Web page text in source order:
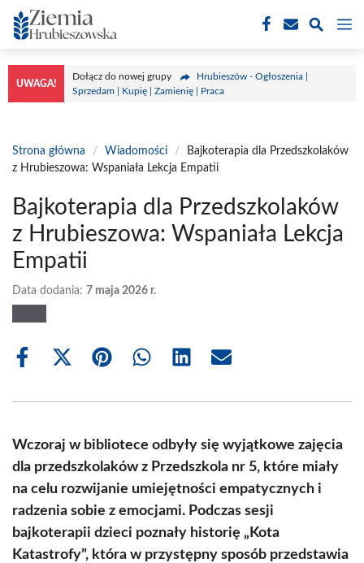
Przejdź
do
treści
UWAGA!
Dołącz do nowej grupy
Hrubieszów - Ogłoszenia |
Sprzedam | Kupię | Zamienię | Praca
Strona główna / Wiadomości /
Bajkoterapia dla Przedszkolaków
z Hrubieszowa: Wspaniała Lekcja Empatii
Bajkoterapia dla Przedszkolaków
z Hrubieszowa: Wspaniała Lekcja
Empatii
Data dodania: 7 maja 2026 r.
Share
Share
(Twitter)
Share Share Share Share
Wczoraj w bibliotece odbyły się wyjątkowe zajęcia
dla przedszkolaków z Przedszkola nr 5, które miały
na celu rozwijanie umiejętności empatycznych i
radzenia sobie z emocjami. Podczas sesji
bajkoterapii dzieci poznały historię „Kota
Katastrofy”, która w przystępny sposób przedstawia